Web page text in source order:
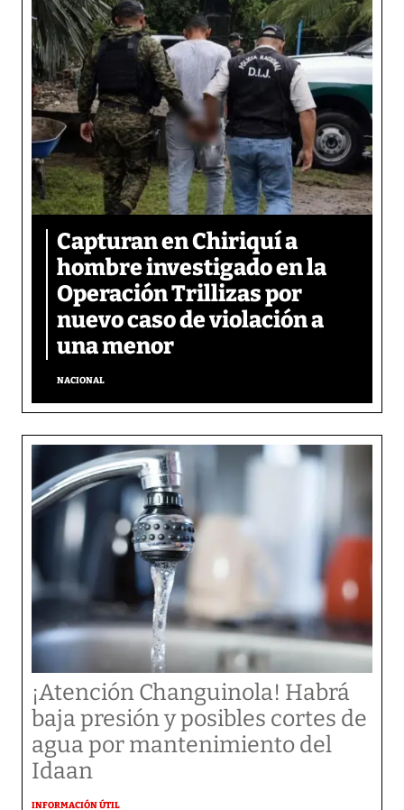
Capturan en Chiriquí a
hombre investigado en la
Operación Trillizas por
nuevo caso de violación a
una menor
NACIONAL
¡Atención Changuinola! Habrá
baja presión y posibles cortes de
agua por mantenimiento del
Idaan
INFORMACIÓN ÚTIL